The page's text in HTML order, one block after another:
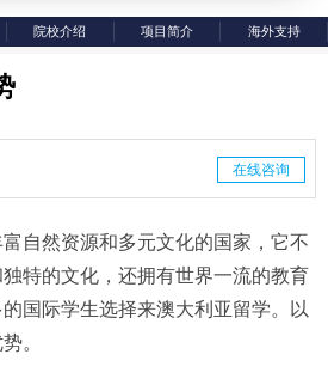
院校介绍 项目简介 海外支持
在线咨询
自然资源和多元文化的国家，它不
特的文化，还拥有世界一流的教育
国际学生选择来澳大利亚留学。以
。